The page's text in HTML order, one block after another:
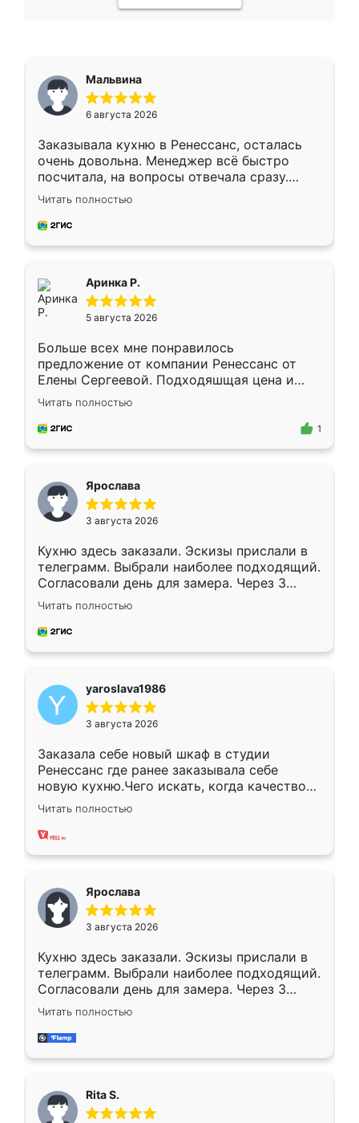
Мальвина
6 августа 2026
Заказывала кухню в Ренессанс, осталась
очень довольна. Менеджер всё быстро
посчитала, на вопросы отвечала сразу.
Замерщик приехал в субботу, подошёл к
делу со всей ответственностью. Собрали
за день, ребята работали аккуратно, даже
Читать полностью
Аринка Р.
5 августа 2026
Больше всех мне понравилось
предложение от компании Ренессанс от
Елены Сергеевой. Подходяшщая цена и
короткие сроки изготовления. Приехавший
для замера сотрудник Владислав
предложил по моему эскизу самый
Читать полностью
1
Ярослава
3 августа 2026
Кухню здесь заказали. Эскизы прислали в
телеграмм. Выбрали наиболее подходящий.
Согласовали день для замера. Через 3
недели кухня была уже готова. Остались
довольны работой. Спасибо Ренессанс
мебель за качественную работу!
Читать полностью
yaroslava1986
3 августа 2026
Заказала себе новый шкаф в студии
Ренессанс где ранее заказывала себе
новую кухню.Чего искать, когда качеством
вполне довольна. Служит кухня уже почти
два года, нареканий нет.
Читать полностью
Ярослава
3 августа 2026
Кухню здесь заказали. Эскизы прислали в
телеграмм. Выбрали наиболее подходящий.
Согласовали день для замера. Через 3
недели кухня была уже готова. Остались
довольны работой. Спасибо Ренессанс
мебель за качественную работу!
Читать полностью
Rita S.